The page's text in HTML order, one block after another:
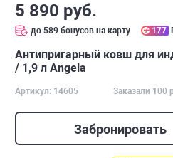
5 890 руб.
до 589 бонусов на карту 177
Антипригарный ковш для
/ 1,9 л Angela
Артикул: 14605 Заказали 100
Забронировать